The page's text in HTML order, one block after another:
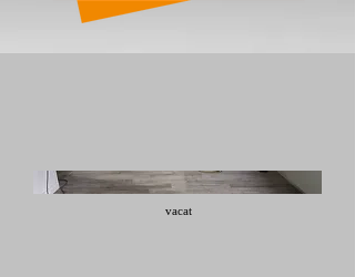
vacat